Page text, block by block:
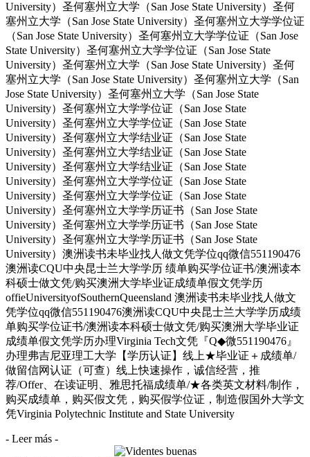
University）圣何塞州立大学（San Jose State University）圣何
塞州立大学（San Jose State University）圣何塞州立大学学位证
（San Jose State University）圣何塞州立大学学位证（San Jose
State University）圣何塞州立大学学位证（San Jose State
University）圣何塞州立大学（San Jose State University）圣何
塞州立大学（San Jose State University）圣何塞州立大学（San
Jose State University）圣何塞州立大学（San Jose State
University）圣何塞州立大学学位证（San Jose State
University）圣何塞州立大学学位证（San Jose State
University）圣何塞州立大学结业证（San Jose State
University）圣何塞州立大学结业证（San Jose State
University）圣何塞州立大学结业证（San Jose State
University）圣何塞州立大学学位证（San Jose State
University）圣何塞州立大学学位证（San Jose State
University）圣何塞州立大学学历证书（San Jose State
University）圣何塞州立大学学历证书（San Jose State
University）圣何塞州立大学学历证书（San Jose State
University）澳洲读书未毕业找人做文凭学位qq微信551190476
澳洲读CQU中央昆士兰大学学历 绩单购买学位证书/澳洲读本
科硕士做文凭/购买澳洲大学毕业证成绩单假文凭学历
offieUniversityofSouthernQueensland 澳洲读书未毕业找人做文
凭学位qq微信551190476澳洲读CQU中央昆士兰大学学历成绩
单购买学位证书/澳洲读本科硕士做文凭/购买澳洲大学毕业证
成绩单假文凭学历办理Virginia Tech文凭『Q◆微551190476』
办理弗吉尼亚理工大学【学历认证】线上★毕业证＋成绩单/
做留信网认证（可查）线上快速操作，诚信经营，推
荐/Offer、在读证明、雅思托福成绩单/★各类英文材料/制作，
购买成绩单，购买假文凭，购买假学位证，制造假国外大学文
凭Virginia Polytechnic Institute and State University
- Leer más -